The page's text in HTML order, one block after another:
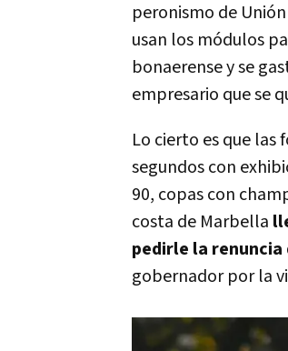
peronismo de
usan los módulos
bonaerense y se
empresario que se
Lo cierto es que las
segundos con
90, copas con
costa de Marbella
pedirle la renuncia
gobernador por la